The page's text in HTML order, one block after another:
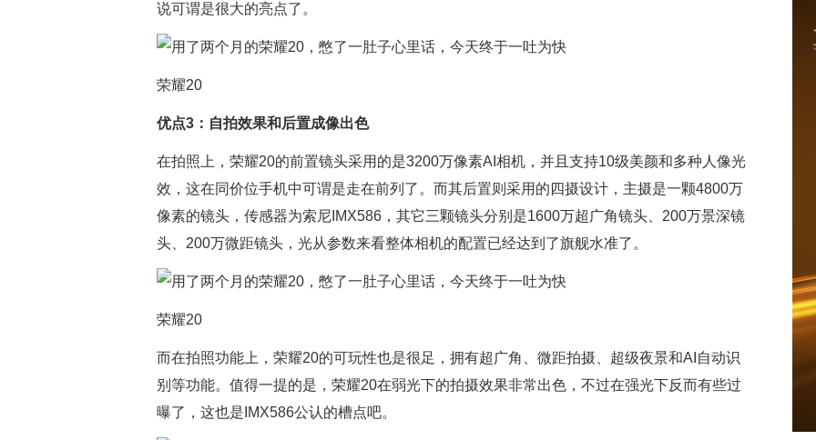
说可谓是很大的亮点了。
荣耀20
优点3：自拍效果和后置成像出色
在拍照上，荣耀20的前置镜头采用的是3200万像素AI相机，并且支持10级美颜和多种人像光
效，这在同价位手机中可谓是走在前列了。而其后置则采用的四摄设计，主摄是一颗4800万
像素的镜头，传感器为索尼IMX586，其它三颗镜头分别是1600万超广角镜头、200万景深镜
头、200万微距镜头，光从参数来看整体相机的配置已经达到了旗舰水准了。
荣耀20
而在拍照功能上，荣耀20的可玩性也是很足，拥有超广角、微距拍摄、超级夜景和AI自动识
别等功能。值得一提的是，荣耀20在弱光下的拍摄效果非常出色，不过在强光下反而有些过
曝了，这也是IMX586公认的槽点吧。